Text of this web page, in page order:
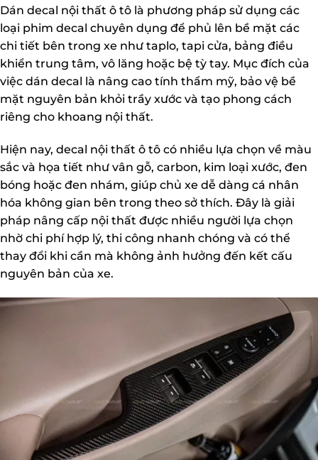
Dán decal nội thất ô tô là phương pháp sử dụng các
loại phim decal chuyên dụng để phủ lên bề mặt các
chi tiết bên trong xe như taplo, tapi cửa, bảng điều
khiển trung tâm, vô lăng hoặc bệ tỳ tay. Mục đích của
việc dán decal là nâng cao tính thẩm mỹ, bảo vệ bề
mặt nguyên bản khỏi trầy xước và tạo phong cách
riêng cho khoang nội thất.
Hiện nay, decal nội thất ô tô có nhiều lựa chọn về màu
sắc và họa tiết như vân gỗ, carbon, kim loại xước, đen
bóng hoặc đen nhám, giúp chủ xe dễ dàng cá nhân
hóa không gian bên trong theo sở thích. Đây là giải
pháp nâng cấp nội thất được nhiều người lựa chọn
nhờ chi phí hợp lý, thi công nhanh chóng và có thể
thay đổi khi cần mà không ảnh hưởng đến kết cấu
nguyên bản của xe.